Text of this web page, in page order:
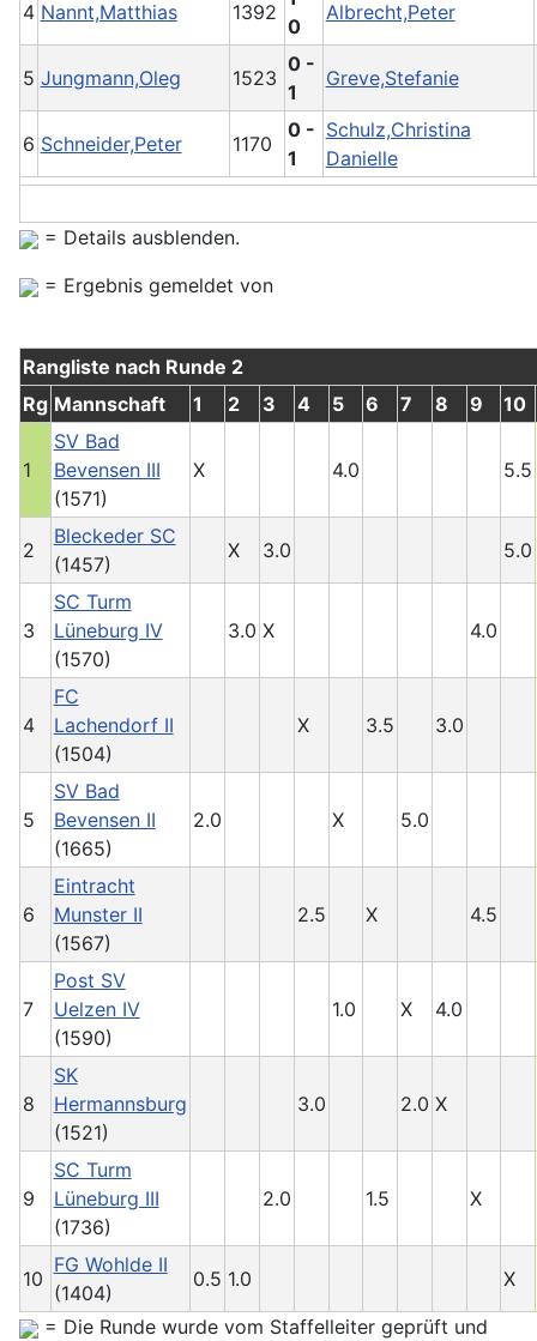
4 Nannt,Matthias 1392
0
Albrecht,Peter
5 Jungmann,Oleg 1523
0 -
1
Greve,Stefanie
6 Schneider,Peter 1170
0 -
1
Schulz,Christina
Danielle
= Details ausblenden.
= Ergebnis gemeldet von
Rangliste nach Runde 2
Rg Mannschaft 1 2 3 4 5 6 7 8 9 10
1
SV Bad
Bevensen III
(1571)
X 4.0 5.5
2
Bleckeder SC
(1457)
X 3.0 5.0
3
SC Turm
Lüneburg IV
(1570)
3.0 X 4.0
4
FC
Lachendorf II
(1504)
X 3.5 3.0
5
SV Bad
Bevensen II
(1665)
2.0 X 5.0
6
Eintracht
Munster II
(1567)
2.5 X 4.5
7
Post SV
Uelzen IV
(1590)
1.0 X 4.0
8
SK
Hermannsburg
(1521)
3.0 2.0 X
9
SC Turm
Lüneburg III
(1736)
2.0 1.5 X
10
FG Wohlde II
(1404)
0.5 1.0
X
= Die Runde wurde vom Staffelleiter geprüft und